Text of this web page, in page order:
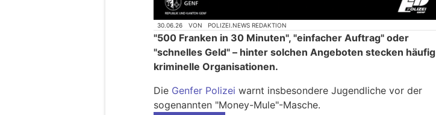
30.06.26 VON POLIZEI.NEWS REDAKTION
"500 Franken in 30 Minuten", "einfacher Auftrag" oder
"schnelles Geld" – hinter solchen Angeboten stecken häufig
kriminelle Organisationen.
Die Genfer Polizei warnt insbesondere Jugendliche vor der
sogenannten "Money-Mule"-Masche.